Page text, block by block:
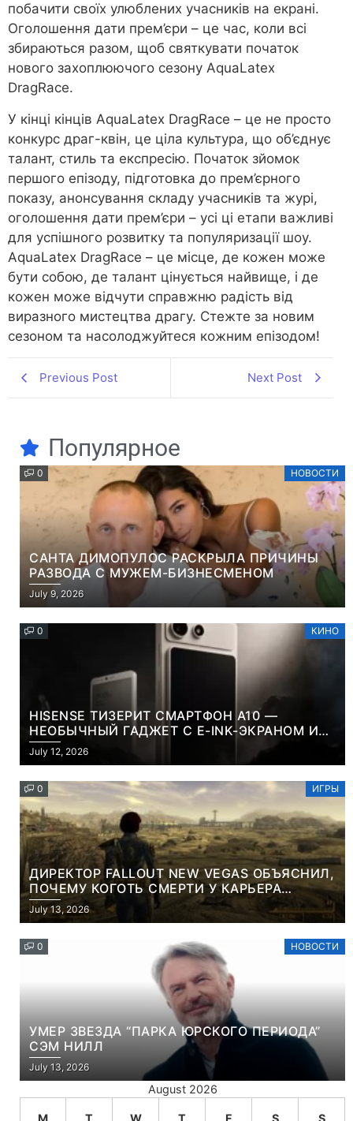
побачити своїх улюблених учасників на екрані.
Оголошення дати прем’єри – це час, коли всі
збираються разом, щоб святкувати початок
нового захоплюючого сезону AquaLatex
DragRace.
У кінці кінців AquaLatex DragRace – це не просто
конкурс драг-квін, це ціла культура, що об’єднує
талант, стиль та експресію. Початок зйомок
першого епізоду, підготовка до прем’єрного
показу, анонсування складу учасників та журі,
оголошення дати прем’єри – усі ці етапи важливі
для успішного розвитку та популяризації шоу.
AquaLatex DragRace – це місце, де кожен може
бути собою, де талант цінується найвище, і де
кожен може відчути справжню радість від
виразного мистецтва драгу. Стежте за новим
сезоном та насолоджуйтеся кожним епізодом!
Previous Post Next Post
Популярное
0 НОВОСТИ
САНТА ДИМОПУЛОС РАСКРЫЛА ПРИЧИНЫ
РАЗВОДА С МУЖЕМ-БИЗНЕСМЕНОМ
July 9, 2026
0 КИНО
HISENSE ТИЗЕРИТ СМАРТФОН A10 —
НЕОБЫЧНЫЙ ГАДЖЕТ С E-INK-ЭКРАНОМ И
СЪЕМНОЙ LCD-ПАНЕЛЬЮ ДЛЯ ЦВЕТНОГО
КОНТЕНТА И СОЦСЕТЕЙ
July 12, 2026
0 ИГРЫ
ДИРЕКТОР FALLOUT NEW VEGAS ОБЪЯСНИЛ,
ПОЧЕМУ КОГОТЬ СМЕРТИ У КАРЬЕРА
НАМЕРЕННО СНОСИТ ВАМ ГОЛОВУ
July 13, 2026
0 НОВОСТИ
УМЕР ЗВЕЗДА “ПАРКА ЮРСКОГО ПЕРИОДА”
СЭМ НИЛЛ
July 13, 2026
August 2026
M T W T F S S